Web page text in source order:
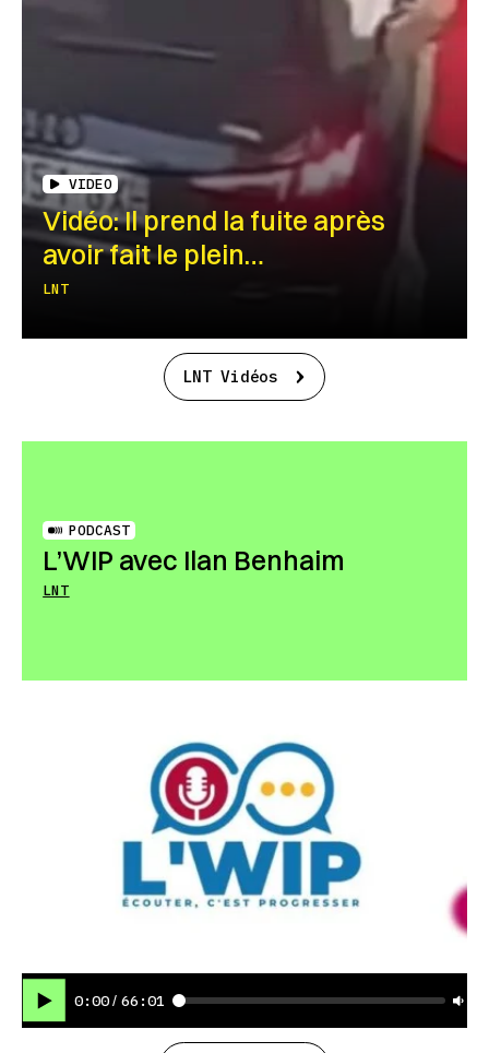
VIDEO
Vidéo: Il prend la fuite après
avoir fait le plein…
LNT
LNT Vidéos
PODCAST
L’WIP avec Ilan Benhaim
LNT
0:00 / 66:01